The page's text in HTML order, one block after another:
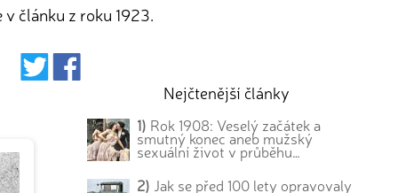
článku z roku 1923.
Nejčtenější články
1) Rok 1908: Veselý začátek a
smutný konec aneb mužský
sexuální život v průběhu…
2) Jak se před 100 lety opravovaly